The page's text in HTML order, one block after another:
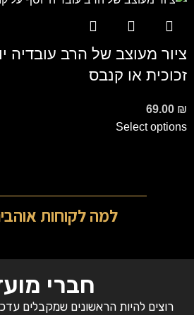
ציור מעוצב של הרב עובדיה
זכוכית או קנבס
69.00 ₪
Select options
למה לקוחות
חברי
רוצים להיות הראשונים שמקבלים